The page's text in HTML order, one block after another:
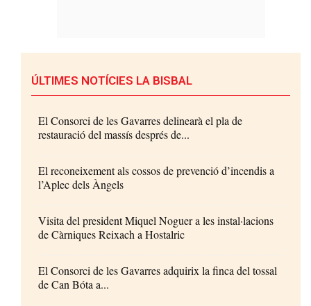
ÚLTIMES NOTÍCIES LA BISBAL
El Consorci de les Gavarres delinearà el pla de
restauració del massís després de...
El reconeixement als cossos de prevenció d’incendis a
l’Aplec dels Àngels
Visita del president Miquel Noguer a les instal·lacions
de Càrniques Reixach a Hostalric
El Consorci de les Gavarres adquirix la finca del tossal
de Can Bóta a...